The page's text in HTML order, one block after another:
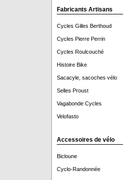
Fabricants Artisans
Cycles Gilles Berthoud
Cycles Pierre Perrin
Cycles Roulcouché
Histoire Bike
Sacacyle, sacoches vélo
Selles Proust
Vagabonde Cycles
Velofasto
Accessoires de vélo
Bicloune
Cyclo-Randonnée